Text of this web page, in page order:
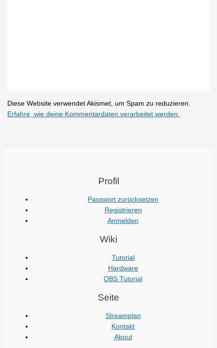
Diese Website verwendet Akismet, um Spam zu reduzieren.
Erfahre, wie deine Kommentardaten verarbeitet werden.
Profil
Passwort zurücksetzen
Registrieren
Anmelden
Wiki
Tutorial
Hardware
OBS Tutorial
Seite
Streamplan
Kontakt
About